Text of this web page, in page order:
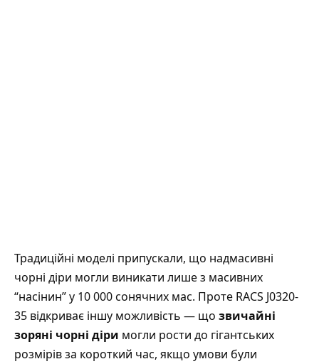
Традиційні моделі припускали, що надмасивні
чорні діри могли виникати лише з масивних
“насінин” у 10 000 сонячних мас. Проте RACS J0320-
35 відкриває іншу можливість — що звичайні
зоряні чорні діри могли рости до гігантських
розмірів за короткий час, якщо умови були